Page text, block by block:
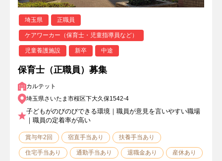
埼玉県 正職員
ケアワーカー（保育士・児童指導員など）
児童養護施設 新卒 中途
保育士（正職員）募集
カルテット
埼玉県さいたま市桜区下大久保1542-4
子どもがのびのびできる環境｜職員が意見を言いやすい職場
｜職員の定着率が高い
賞与年2回 宿直手当あり 扶養手当あり
住宅手当あり 通勤手当あり 退職金あり 産休あり